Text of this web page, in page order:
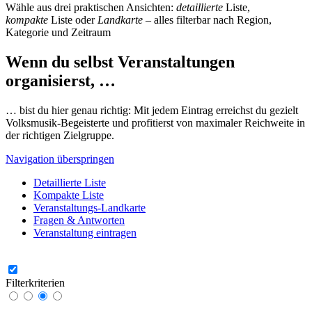
Wähle aus drei praktischen Ansichten: detaillierte Liste,
kompakte Liste oder Landkarte – alles filterbar nach Region,
Kategorie und Zeitraum
Wenn du selbst Veranstaltungen
organisierst, …
… bist du hier genau richtig: Mit jedem Eintrag erreichst du gezielt
Volksmusik-Begeisterte und profitierst von maximaler Reichweite in
der richtigen Zielgruppe.
Navigation überspringen
Detaillierte Liste
Kompakte Liste
Veranstaltungs-Landkarte
Fragen & Antworten
Veranstaltung eintragen
Filterkriterien